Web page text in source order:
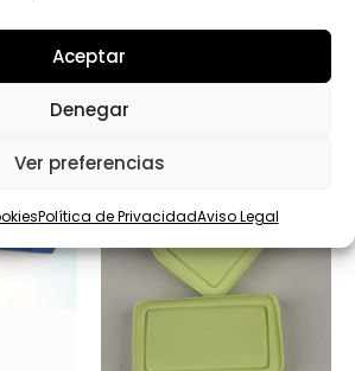
Aceptar
Denegar
Ver preferencias
Política de PrivacidadAviso Legal